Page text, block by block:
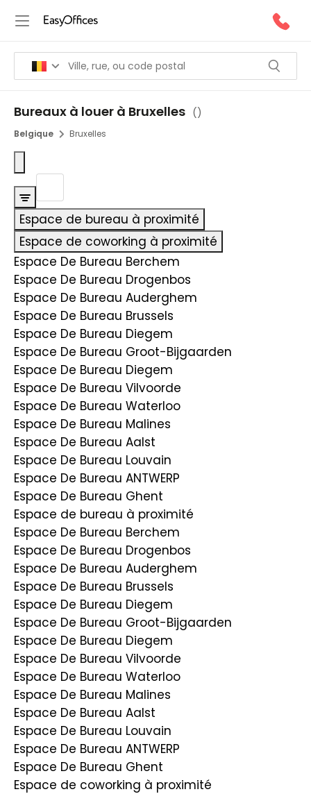
Bureaux à louer à Bruxelles ()
Belgique Bruxelles
Espace de bureau à proximité
Espace de coworking à proximité
Espace De Bureau Berchem
Espace De Bureau Drogenbos
Espace De Bureau Auderghem
Espace De Bureau Brussels
Espace De Bureau Diegem
Espace De Bureau Groot-Bijgaarden
Espace De Bureau Diegem
Espace De Bureau Vilvoorde
Espace De Bureau Waterloo
Espace De Bureau Malines
Espace De Bureau Aalst
Espace De Bureau Louvain
Espace De Bureau ANTWERP
Espace De Bureau Ghent
Espace de bureau à proximité
Espace De Bureau Berchem
Espace De Bureau Drogenbos
Espace De Bureau Auderghem
Espace De Bureau Brussels
Espace De Bureau Diegem
Espace De Bureau Groot-Bijgaarden
Espace De Bureau Diegem
Espace De Bureau Vilvoorde
Espace De Bureau Waterloo
Espace De Bureau Malines
Espace De Bureau Aalst
Espace De Bureau Louvain
Espace De Bureau ANTWERP
Espace De Bureau Ghent
Espace de coworking à proximité